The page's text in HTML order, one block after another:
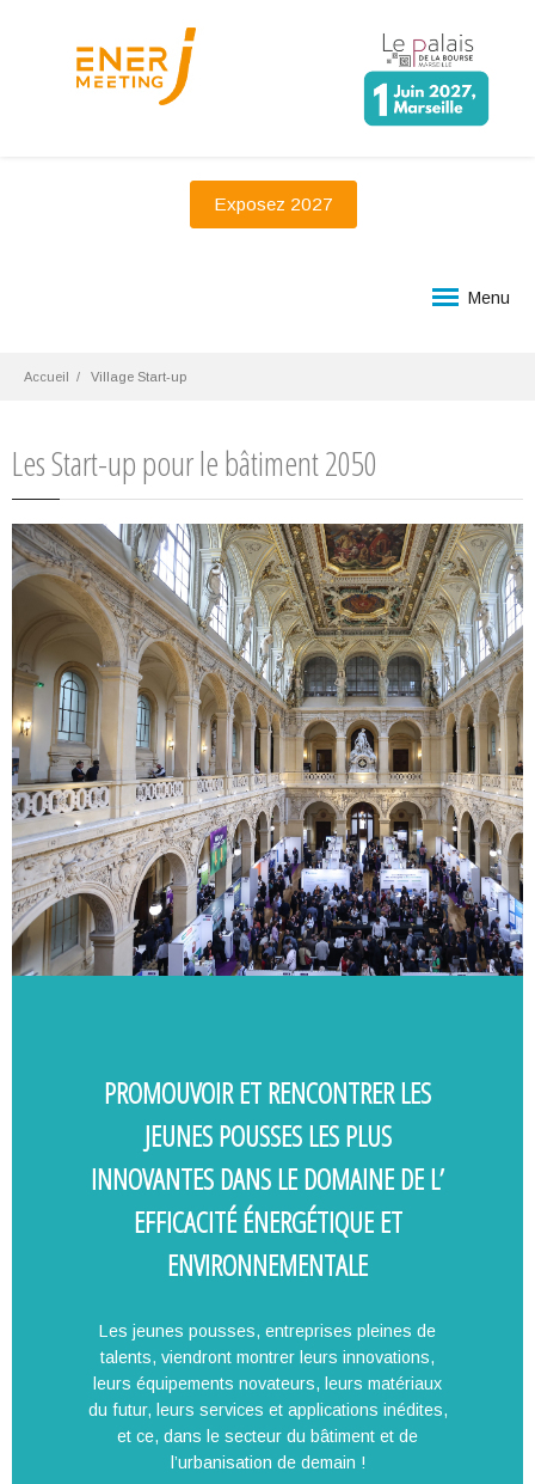
Exposez 2027
Menu
Accueil Village Start-up
Les Start-up pour le bâtiment 2050
PROMOUVOIR ET RENCONTRER LES
JEUNES POUSSES LES PLUS
INNOVANTES DANS LE DOMAINE DE L’
EFFICACITÉ ÉNERGÉTIQUE ET
ENVIRONNEMENTALE
Les jeunes pousses, entreprises pleines de
talents, viendront montrer leurs innovations,
leurs équipements novateurs, leurs matériaux
du futur, leurs services et applications inédites,
et ce, dans le secteur du bâtiment et de
l’urbanisation de demain !